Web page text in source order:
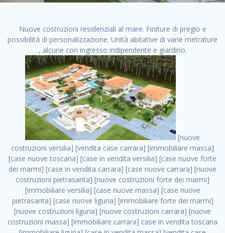
Nuove costruzioni residenziali al mare. Finiture di pregio e
possibilità di personalizzazione. Unità abitative di varie metrature
, alcune con ingresso indipendente e giardino.
[nuove costruzioni versilia] [vendita case carrara] [immobiliare massa] [case nuove toscana] [case in vendita versilia] [case nuove forte dei marmi] [case in vendita carrara] [case nuove carrara] [nuove costruzioni pietrasanta] [nuove costruzioni forte dei marmi] [immobiliare versilia] [case nuove massa] [case nuove pietrasanta] [case nuove liguria] [immobiliare forte dei marmi] [nuove costruzioni liguria] [nuove costruzioni carrara] [nuove costruzioni massa] [immobiliare carrara] case in vendita toscana [immobiliare liguria] [case in vendita massa] [vendita case massa] [vendita case versilia] [nuove costruzioni toscana] [immobiliare pietrasanta] [immobiliare toscana] [case nuove versilia] nuove costruzioni case nuove in vendita case nuove case in costruzione case nuova costruzione appartamenti nuova costruzione case in vendita nuove costruzioni terreno edificabile nuove costruzioni milano marina di carrara carrara massa massa carrara toscana versilia case in vendita a milano case in vendita a roma appartamenti nuovi in vendita vendita case milano case in vendita torino case in vendita milano case di nuova costruzione nuove costruzioni roma case in vendita roma , Rosignano Marittimo . vendita case roma vendita case torino villette nuova costruzione vendita case privati cerco casa milano vendita case impresa edile vendita case genova vendita immobili vendita case nuove cerco casa ville nuova costruzione annunci case in vendita case in vendita nuova costruzione nuove case in vendita case in vendita da privati villette a schiera cerco casa in vendita case in affitto vendita nuove costruzioni costruire case affitto affitto negozio milano cerco casa roma cerco casa nuova costruzione appartamenti in costruzione, Rosignano Marittimo . case nuove vendita case in vendita nuove case nuove milano nuove costruzioni morena case in vendita costruzioni case case in vendita tor vergata nuova annunci vendita case case in vendita milano centro, Rosignano Marittimo . vendita case nuova costruzione case in vendita privati agenzia immobiliare appartamenti di nuova costruzione ville in costruzione case in vendita a opera nuova costruzione nuove costruzioni torino, Rosignano Marittimo . appartamenti nuovi impresa edile roma trova casa costruzioni nuove appartamenti in affitto cantieri in costruzione, Rosignano Marittimo . immobiliare nuove costruzioni case in vendita dragona appartamenti in vendita siti vendita case case in vendita roma nord nuovi costruzioni ville nuove in vendita nuove costruzioni in vendita trovocasa cerco casa affitto villette in vendita nuove costruzioni immobiliari nuove costruzioni bologna toscano immobiliare palermo nuovi appartamenti vendita case dragona nuova costruzione case in vendita villaggio prenestino, Rosignano Marittimo . case in vendita dal costruttore imprese edili torino nuove costruzioni firenze immobiliare case nuove in costruzione toscano immobiliare milano, Rosignano Marittimo . casanuova case in vendita acilia dragona case in vendita di nuova costruzione case in vendita da costruttore nuove costruzioni eur case e cantieri appartamenti in vendita nuova costruzione case in vendita a dragona roma case in vendita nuove case in costruzione porta portese immobiliare appartamenti cerco casa disperatamente case in vendita torresina cascine in vendita vendita immobili roma, Rosignano Marittimo . milano nuove costruzioni morena case in vendita costruzioni edili nuove costruzioni catania visure catastali on line gratis nuove costruzioni monza case in costruzione milano, Rosignano Marittimo . nuove costruzioni boccea vendita immobili milano attico immobiliare roma vendita imprese edili bergamo impresa edile bologna case in vendita a classe appartamento nuovo nuove costruzioni pietralata case costruzione case in vendita roma sud nuove costruzioni residenziali a milano appartamenti nuova costruzione milano case in vendita boccea case in vendita morena nuove costruzioni vendita immobili privati, Rosignano Marittimo . comprare casa nuova costruzione case in vendita con leasing case in vendita ostia antica case nuova costruzione milano appartamenti nuovi milano case nuove roma nuove costruzioni bari edilizia convenzionata case in vendita a tortona villaggio prenestino case in vendita toscano immobiliare professione casa nuove costruzioni parma impresa costruzioni nuove case nuove costruzioni bergamo vendita immobili torino ville di nuova costruzione solo affitti appartamento nuovo in vendita appartamenti nuova costruzione roma case nuova costruzione roma, Rosignano Marittimo . nuove costruzioni a milano case in costruzione roma impresa di costruzioni grimaldi immobiliare costruzioni villetta nuova costruzione case in vendita da imprese edili cerco casa a acquisto casa in costruzione nuove costruzioni mare costruzioni immobiliari cantieri nuove costruzioni acquisto casa nuova costruzione nuove costruzioni padova comprare casa in costruzione impresa edile napoli nuove costruzioni pescara casa risorse immobiliari, Rosignano Marittimo . immobili in costruzione villette nuove villette nuove in vendita gabetti imprese edili verona nuove costruzioni milano sud nuovi immobili nuove costruzioni legnano, Rosignano Marittimo . cantieri nuove costruzioni milano villa nuova case vendita nuove costruzioni appartamenti in vendita nuovi immobili nuovi costruttori case imprese edili brescia nuovi appartamenti milano case in vendita selva nera casa nuova retecasa case nuova costruzione in vendita monolocale imprese edili firenze imprese edili padova frimm vendita case dragona nuove costruzioni vendita imprese edili parma imprese di costruzioni milano immobiliare toscano frimm immobiliare roma case case dal costruttore acquisto terreno agricolo imprese edili italiane roma vende casa case nuove a milano nuove costruzioni a roma imprese costruzioni roma cerco casa nuova immobili di nuova costruzione case in vendita castelverde roma impresa edile palermo rent to buy roma nuove costruzioni, Rosignano Marittimo . tempocasa case in vendita a riscatto nuove costruzioni varese nuove costruzioni bolzano vendita case in costruzione nuove costruzioni lecce cantiere milano costruire villa imprese edili treviso impresa edile catania case in vendita roma tiburtina vendita appartamenti nuova costruzione vendita immobili commerciali case nuove in vendita milano nuove costruzioni seregno cerca casa vendita cerco casa milano vendita nuove costruzioni milano ovest vendita case nuove milano imprese edili modena nuove costruzioni milano centro case in vendita aranova nuove abitazioni, Rosignano Marittimo ., Rosignano Marittimo . nuove costruzioni brescia nuove costruzioni como appartamenti nuovi in vendita a milano case in vendita bologna nuove costruzioni appartamenti in vendita milano nuova costruzione imprese edili como morena nuove costruzioni nuove costruzioni case vendita appartamenti nuovi nuove costruzioni salerno eurekasa villette in costruzione bilocali nuovi case nuove in vendita a roma case in vendita con permuta nuove costruzioni trento impresa edile varese imprese costruzioni milano imprese edili venezia case in vendita prenestina imprese edili spa nuove costruzioni gallarate roma nuove costruzioni case in nuova costruzione nuovi case nuove in vendita a milano nuove costruzioni loano nuovi cantieri milano imprese edili novara case in vendita roma est imprese di costruzioni roma appartamenti in costruzione milano nuovi cantieri cerco casa vendita milano nuove costruzioni brugherio vendita case da imprese edili imprese edili udine nuove costruzioni direttamente dal costruttore imprese edili vicenza case in vendita a loano nuova costruzione nuove villette prezzi case nuove case in vendita in costruzione compravendita terreno agricolo cantiere, Rosignano Marittimo . case in vendita milano navigli costruzione nuova casa costruzioni nuove milano nuove costruzioni roma rent to buy nuove costruzioni taranto palazzo in costruzione vendita appartamenti nuova costruzione milano centro costruzioni milano case in vendita milano nuove costruzioni case in vendita milano sud impresa edile como case nuove a roma boccea case in vendita imprese edili trento nuove costruzioni buccinasco case in costruzione a milano nuove costruzioni ripamonti case in vendita a salerno nuove costruzioni nuove residenze milano case nuove vendita milano nuove costruzioni milano nord nuove costruzioni livorno vendita nuove costruzioni roma nuove costruzioni liguria costruzioni roma cerco casa roma vendita nuove costruzioni classe a impresa edile rimini nuovi annunci case in vendita nuove costruzioni magenta todini costruzioni case grezze in vendita vendita appartamenti nuovi milano case in vendita gallaratese milano nuove costruzioni arezzo, Rosignano Marittimo . case in vendita castelverde case nuove dal costruttore nuovo appartamento nuove costruzioni desenzano imprese edili lombardia imprese edili veneto appartamenti in costruzione roma case vendita pescara nuove costruzioni case in vendita ad acilia imprese edili verona e provincia nuove costruzioni desio appartamenti classe a milano firenze nuove costruzioni pirelli re immobiliare grandi imprese di costruzioni case in vendita torresina roma case in vendita navigli milano nuove costruzioni roma centro nuovecostruzioni appartamenti nuovi a milano impresa edile ancona nuove residenze dragona case in vendita nuove costruzioni brindisi vendita nuove costruzioni milano case in vendita arredate nuove case mila